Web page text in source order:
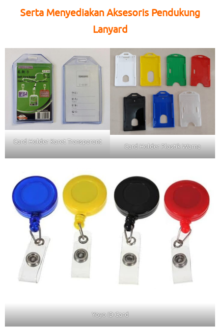
Serta Menyediakan Aksesoris Pendukung
Lanyard
Card Holder Karet Transparant
Card Holder Plastik Warna
Yoyo ID Card